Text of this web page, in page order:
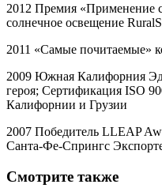
2012 Премия «Применение
солнечное освещение
2011 «Самые почитаемые»
2009 Южная Калифорния
героя; Сертификация ISO
Калифорнии и Грузии
2007 Победитель LLEAP
Санта-Фе-Спрингс
Смотрите также